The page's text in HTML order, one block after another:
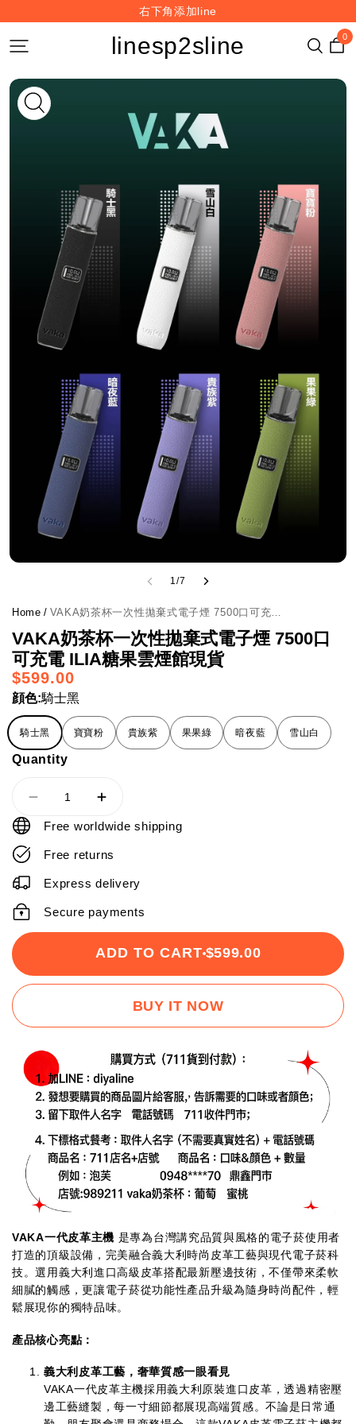
右下角添加line
linesp2sline 0
1/7
Home / VAKA奶茶杯一次性拋棄式電子煙 7500口可充電 ILIA糖果雲煙館現貨
VAKA奶茶杯一次性拋棄式電子煙 7500口
可充電 ILIA糖果雲煙館現貨
$599.00
顔色:騎士黑
騎士黑 寶寶粉 貴族紫 果果綠 暗夜藍 雪山白
Quantity
Free worldwide shipping
Free returns
Express delivery
Secure payments
ADD TO CART $599.00
BUY IT NOW
VAKA一代皮革主機 是專為台灣講究品質與風格的電子菸使用者
打造的頂級設備，完美融合義大利時尚皮革工藝與現代電子菸科
技。選用義大利進口高級皮革搭配最新壓邊技術，不僅帶來柔軟
細膩的觸感，更讓電子菸從功能性產品升級為隨身時尚配件，輕
鬆展現你的獨特品味。
產品核心亮點：
義大利皮革工藝，奢華質感一眼看見
VAKA一代皮革主機採用義大利原裝進口皮革，透過精密壓
邊工藝縫製，每一寸細節都展現高端質感。不論是日常通